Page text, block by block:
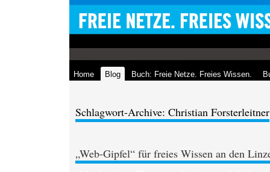
Home Blog Buch: Freie Netze. Freies Wissen.
Schlagwort-Archive: Christian Forsterleitner
„Web-Gipfel“ für freies Wissen an den